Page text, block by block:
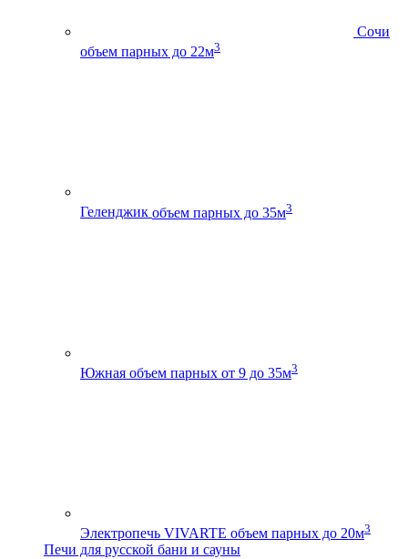
Сочи
объем парных до 22м3
Геленджик объем парных до 35м3
Южная объем парных от 9 до 35м3
Электропечь VIVARTE объем парных до 20м3
Печи для русской бани и сауны